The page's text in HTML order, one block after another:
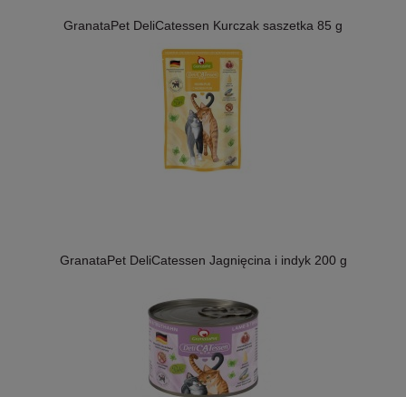
GranataPet DeliCatessen Kurczak saszetka 85 g
GranataPet DeliCatessen Jagnięcina i indyk 200 g